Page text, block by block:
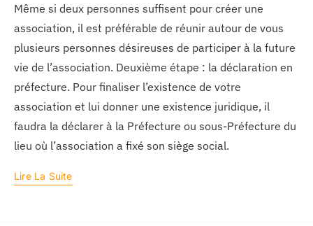
Même si deux personnes suffisent pour créer une
association, il est préférable de réunir autour de vous
plusieurs personnes désireuses de participer à la future
vie de l’association. Deuxième étape : la déclaration en
préfecture. Pour finaliser l’existence de votre
association et lui donner une existence juridique, il
faudra la déclarer à la Préfecture ou sous-Préfecture du
lieu où l’association a fixé son siège social.
Lire La Suite